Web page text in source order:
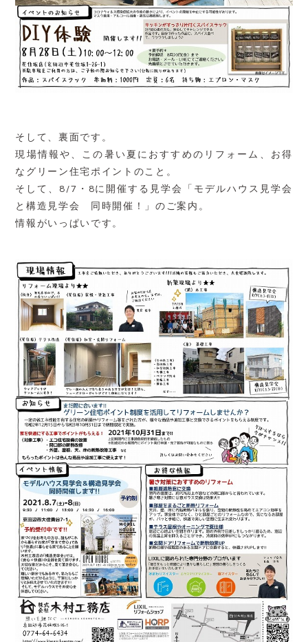
そして、裏面です。
現場情報や、この暑い夏におすすめのリフォーム、お得
なグリーン住宅ポイントのこと。
そして、8/7・8に開催する見学会「モデルハウス見学会
と構造見学会 同時開催！」のご案内。
情報がいっぱいです。